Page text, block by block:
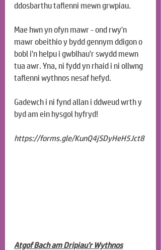
ddosbarthu taflenni mewn grwpiau.
Mae hwn yn ofyn mawr - ond rwy'n
mawr obeithio y bydd gennym ddigon o
bobl i'n helpu i gwblhau'r swydd mewn
tua awr. Yna, ni fydd yn rhaid i ni ollwng
taflenni wythnos nesaf hefyd.
Gadewch i ni fynd allan i ddweud wrth y
byd am ein hysgol hyfryd!
https://forms.gle/KunQ4jSDyHeH5Jct8
Atgof Bach am Dripiau’r Wythnos